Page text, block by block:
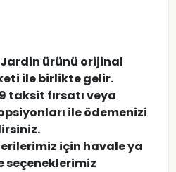
Jardin ürünü orijinal
ile birlikte gelir.
taksit fırsatı veya
ile ödemenizi
için havale ya
seçeneklerimiz